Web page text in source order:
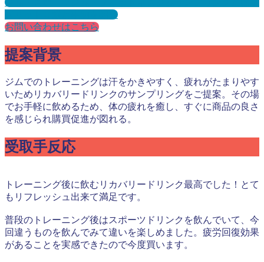
ジム・スポーツジム・フィットネスジムサンプリングとは？
メリット３選と事例を紹介
お問い合わせはこちら
提案背景
ジムでのトレーニングは汗をかきやすく、疲れがたまりやす
いためリカバリードリンクのサンプリングをご提案。その場
でお手軽に飲めるため、体の疲れを癒し、すぐに商品の良さ
を感じられ購買促進が図れる。
受取手反応
トレーニング後に飲むリカバリードリンク最高でした！とて
もリフレッシュ出来て満足です。
普段のトレーニング後はスポーツドリンクを飲んでいて、今
回違うものを飲んでみて違いを楽しめました。疲労回復効果
があることを実感できたので今度買います。